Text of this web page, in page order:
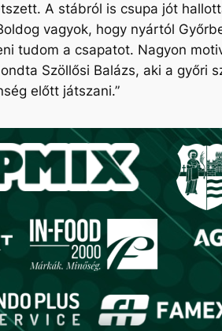
A stábról is csupa jót
vagyok, hogy nyártól
tudom a csapatot. Nagyon
Szöllősi Balázs, aki a győri
előtt játszani.”